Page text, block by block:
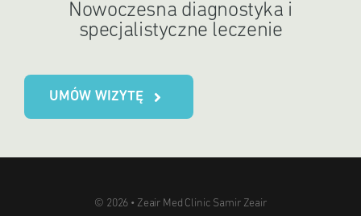
Nowoczesna diagnostyka i
specjalistyczne leczenie
UMÓW WIZYTĘ
© 2026 • Zeair Med Clinic Samir Zeair